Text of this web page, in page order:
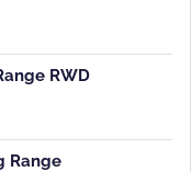
RWD
Range